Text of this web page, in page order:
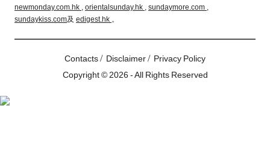
newmonday.com.hk , orientalsunday.hk , sundaymore.com ,
sundaykiss.com及 edigest.hk 。
Contacts/ Disclaimer/ Privacy Policy
Copyright © 2026 - All Rights Reserved